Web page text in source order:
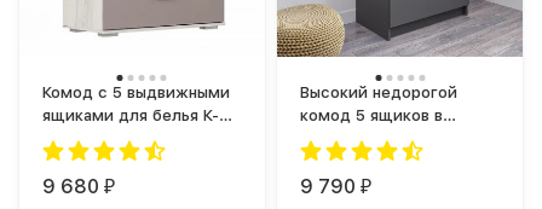
Комод с 5 выдвижными
ящиками для белья К-25
ультра ЛДСП глиняный
серый / дуб крафт
белый
9 680₽
Высокий недорогой
комод 5 ящиков в
спальню Графит МК
700.5 (МП) МС мори
9 790₽